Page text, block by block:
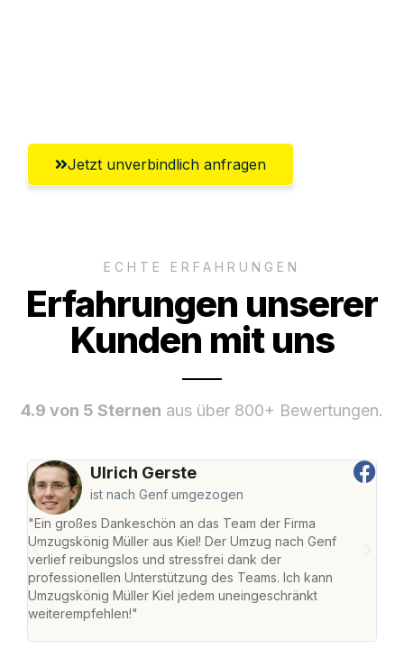
Jetzt unverbindlich anfragen
ECHTE ERFAHRUNGEN
Erfahrungen unserer
Kunden mit uns
4.9 von 5 Sternen aus über 800+ Bewertungen.
Ulrich Gerste
ist nach Genf umgezogen
"Ein großes Dankeschön an das Team der Firma
Umzugskönig Müller aus Kiel! Der Umzug nach Genf
verlief reibungslos und stressfrei dank der
professionellen Unterstützung des Teams. Ich kann
Umzugskönig Müller Kiel jedem uneingeschränkt
weiterempfehlen!"